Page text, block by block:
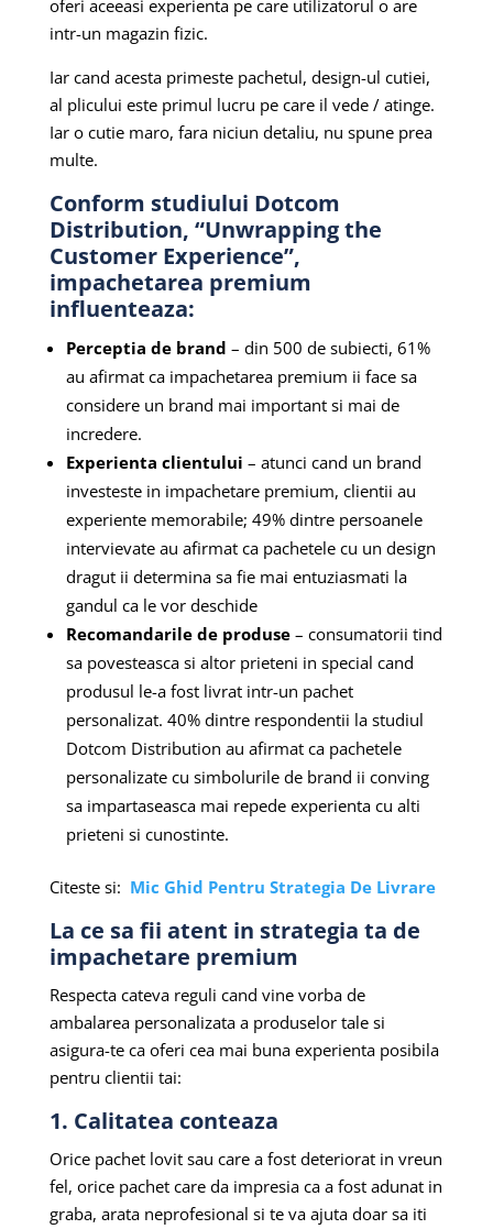
oferi aceeasi experienta pe care utilizatorul o are
intr-un magazin fizic.
Iar cand acesta primeste pachetul, design-ul cutiei,
al plicului este primul lucru pe care il vede / atinge.
Iar o cutie maro, fara niciun detaliu, nu spune prea
multe.
Conform studiului Dotcom
Distribution, “Unwrapping the
Customer Experience”,
impachetarea premium
influenteaza:
Perceptia de brand – din 500 de subiecti, 61%
au afirmat ca impachetarea premium ii face sa
considere un brand mai important si mai de
incredere.
Experienta clientului – atunci cand un brand
investeste in impachetare premium, clientii au
experiente memorabile; 49% dintre persoanele
intervievate au afirmat ca pachetele cu un design
dragut ii determina sa fie mai entuziasmati la
gandul ca le vor deschide
Recomandarile de produse– consumatorii tind
sa povesteasca si altor prieteni in special cand
produsul le-a fost livrat intr-un pachet
personalizat. 40% dintre respondentii la studiul
Dotcom Distribution au afirmat ca pachetele
personalizate cu simbolurile de brand ii conving
sa impartaseasca mai repede experienta cu alti
prieteni si cunostinte.
Citeste si: Mic Ghid Pentru Strategia De Livrare
La ce sa fii atent in strategia ta de
impachetare premium
Respecta cateva reguli cand vine vorba de
ambalarea personalizata a produselor tale si
asigura-te ca oferi cea mai buna experienta posibila
pentru clientii tai:
1. Calitatea conteaza
Orice pachet lovit sau care a fost deteriorat in vreun
fel, orice pachet care da impresia ca a fost adunat in
graba, arata neprofesional si te va ajuta doar sa iti